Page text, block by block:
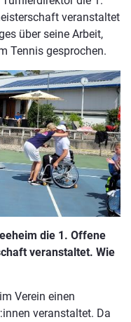
veranstaltet
über seine Arbeit,
Tennis gesprochen.
die 1. Offene
veranstaltet. Wie
Verein einen
veranstaltet. Da